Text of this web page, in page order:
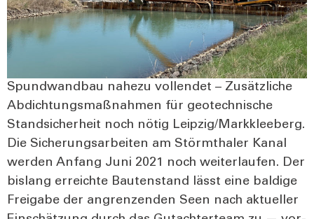
Spund­wand­bau nahe­zu voll­endet – Zusätz­li­che
Abdich­tungs­maß­nah­men für geo­tech­ni­sche
Stand­si­cher­heit noch nötig Leipzig/Markkleeberg.
Die Siche­rungs­ar­bei­ten am Störm­tha­ler Kanal
wer­den Anfang Juni 2021 noch wei­ter­lau­fen. Der
bis­lang erreich­te Bau­ten­stand lässt eine bal­di­ge
Frei­ga­be der angren­zen­den Seen nach aktu­el­ler